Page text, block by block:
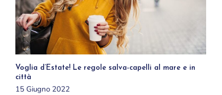
Voglia d’Estate! Le regole salva-capelli al mare e in
città
15 Giugno 2022